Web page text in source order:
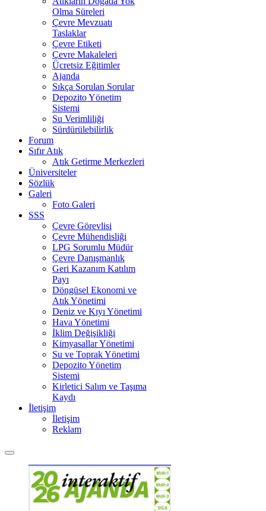
Olma Süreleri
Çevre Mevzuatı
Taslaklar
Çevre Etiketi
Çevre Makaleleri
Ücretsiz Eğitimler
Ajanda
Sıkça Sorulan Sorular
Depozito Yönetim
Sistemi
Su Verimliliği
Sürdürülebilirlik
Forum
Sıfır Atık
Atık Getirme Merkezleri
Üniversiteler
Sözlük
Galeri
Foto Galeri
SSS
Çevre Görevlisi
Çevre Mühendisliği
LPG Sorumlu Müdür
Çevre Danışmanlık
Geri Kazanım Katılım
Payı
Döngüsel Ekonomi ve
Atık Yönetimi
Deniz ve Kıyı Yönetimi
Hava Yönetimi
İklim Değişikliği
Kimyasallar Yönetimi
Su ve Toprak Yönetimi
Depozito Yönetim
Sistemi
Kirletici Salım ve Taşıma
Kaydı
İletişim
İletişim
Reklam